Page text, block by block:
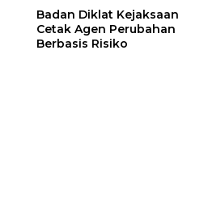
Badan Diklat Kejaksaan
Cetak Agen Perubahan
Berbasis Risiko